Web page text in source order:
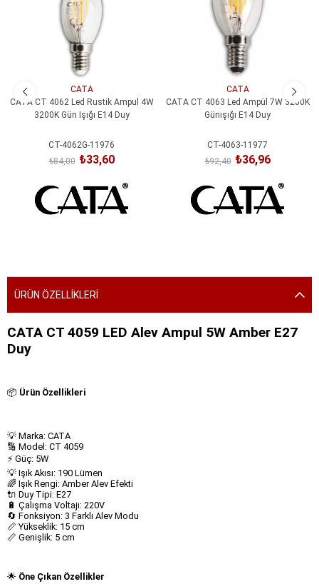
CATA
CATA CT 4062 Led Rustik Ampul 4W
3200K Gün Işığı E14 Duy
CT-4062G-11976
₺33,60
₺84,00
CATA
CATA CT 4063 Led Ampül 7W 3200K
Günışığı E14 Duy
CT-4063-11977
₺36,96
₺92,40
ÜRÜN ÖZELLIKLERI
CATA CT 4059 LED Alev Ampul 5W Amber E27
Duy
📦 Ürün Özellikleri
💡 Marka: CATA
🔢 Model: CT 4059
⚡ Güç: 5W
💡 Işık Akısı: 190 Lümen
🌈 Işık Rengi: Amber Alev Efekti
🔌 Duy Tipi: E27
🔋 Çalışma Voltajı: 220V
🔄 Fonksiyon: 3 Farklı Alev Modu
📏 Yükseklik: 15 cm
📏 Genişlik: 5 cm
🌟 Öne Çıkan Özellikler